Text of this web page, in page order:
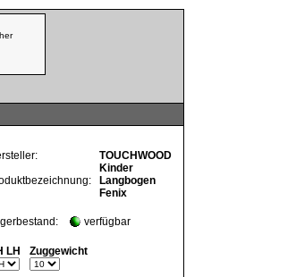
TOUCHWOOD
Kinder
Langbogen
Fenix
verfügbar
LH Zuggewicht